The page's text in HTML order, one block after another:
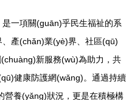
一項關(guān)乎民生福祉的系
產(chǎn)業(yè)界、社區(qū)
新服務(wù)為助力，共
健康防護網(wǎng)。通過持續
營養(yǎng)狀況，更是在積極構